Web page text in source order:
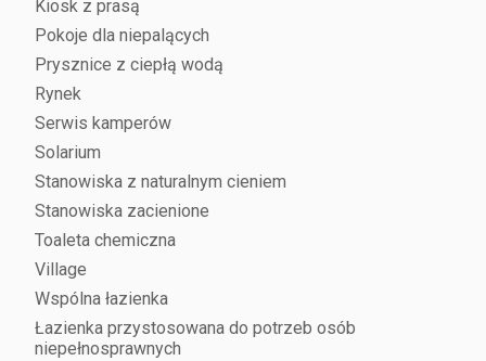
Kiosk z prasą
Pokoje dla niepalących
Prysznice z ciepłą wodą
Rynek
Serwis kamperów
Solarium
Stanowiska z naturalnym cieniem
Stanowiska zacienione
Toaleta chemiczna
Village
Wspólna łazienka
Łazienka przystosowana do potrzeb osób
niepełnosprawnych